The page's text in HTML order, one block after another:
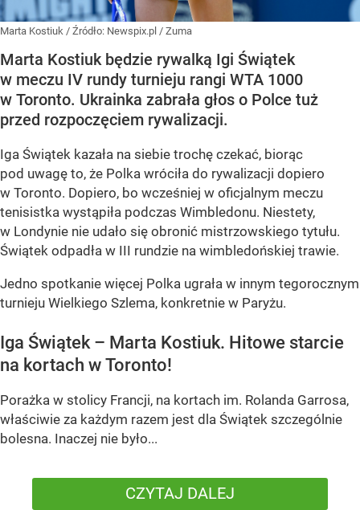
Marta Kostiuk / Źródło: Newspix.pl / Zuma
Marta Kostiuk będzie rywalką Igi Świątek
w meczu IV rundy turnieju rangi WTA 1000
w Toronto. Ukrainka zabrała głos o Polce tuż
przed rozpoczęciem rywalizacji.
Iga Świątek kazała na siebie trochę czekać, biorąc
pod uwagę to, że Polka wróciła do rywalizacji dopiero
w Toronto. Dopiero, bo wcześniej w oficjalnym meczu
tenisistka wystąpiła podczas Wimbledonu. Niestety,
w Londynie nie udało się obronić mistrzowskiego tytułu.
Świątek odpadła w III rundzie na wimbledońskiej trawie.
Jedno spotkanie więcej Polka ugrała w innym tegorocznym
turnieju Wielkiego Szlema, konkretnie w Paryżu.
Iga Świątek – Marta Kostiuk. Hitowe starcie
na kortach w Toronto!
Porażka w stolicy Francji, na kortach im. Rolanda Garrosa,
właściwie za każdym razem jest dla Świątek szczególnie
bolesna. Inaczej nie było...
CZYTAJ DALEJ